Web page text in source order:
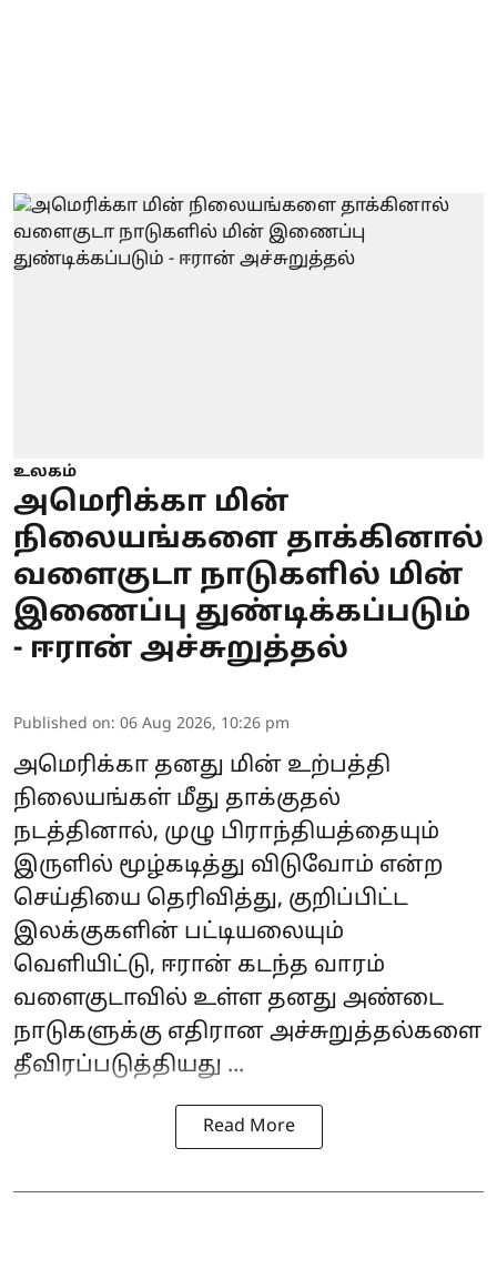
உலகம்
அமெரிக்கா மின்
நிலையங்களை தாக்கினால்
வளைகுடா நாடுகளில் மின்
இணைப்பு துண்டிக்கப்படும்
- ஈரான் அச்சுறுத்தல்
Published on: 06 Aug 2026, 10:26 pm
அமெரிக்கா தனது மின் உற்பத்தி
நிலையங்கள் மீது தாக்குதல்
நடத்தினால், முழு பிராந்தியத்தையும்
இருளில் மூழ்கடித்து விடுவோம் என்ற
செய்தியை தெரிவித்து, குறிப்பிட்ட
இலக்குகளின் பட்டியலையும்
வெளியிட்டு, ஈரான் கடந்த வாரம்
வளைகுடாவில் உள்ள தனது அண்டை
நாடுகளுக்கு எதிரான அச்சுறுத்தல்களை
தீவிரப்படுத்தியது ...
Read More